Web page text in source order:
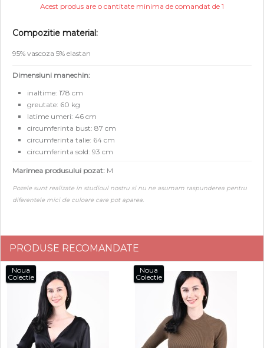
Acest produs are o cantitate minima de comandat de 1
Compozitie material:
95% vascoza 5% elastan
Dimensiuni manechin:
inaltime: 178 cm
greutate: 60 kg
latime umeri: 46 cm
circumferinta bust: 87 cm
circumferinta talie: 64 cm
circumferinta sold: 93 cm
Marimea produsului pozat: M
Pozele sunt realizate in studioul nostru si nu ne asumam raspunderea pentru
diferentele mici de culoare care pot aparea.
PRODUSE RECOMANDATE
Noua
Colectie
Noua
Colectie